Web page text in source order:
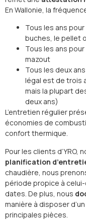
En Wallonie, la
Tous les ans
buches, le pellet
Tous les ans
mazout
Tous les deux
légal est de trois
mais la plupart
deux ans)
L’entretien régulier
économies de
confort thermique.
Pour les clients d’YRO,
planification
chaudière, nous
période propice à celui-
dates. De plus, nous
manière à disposer
principales pièces.